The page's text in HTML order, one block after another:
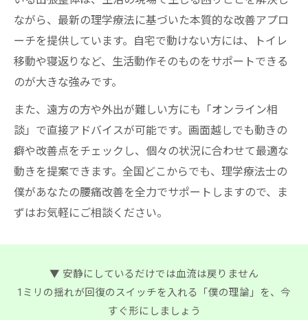
ながら、最新の理学療法に基づいた本質的な改善アプロ
ーチを提供しています。自宅で動けない方には、トイレ
移動や寝返りなど、生活動作そのものをサポートできる
のが大きな強みです。
また、遠方の方や外出が難しい方にも「オンライン相
談」で直接アドバイスが可能です。画面越しでも動きの
癖や改善点をチェックし、個々の状況に合わせて最適な
動きを提案できます。全国どこからでも、理学療法士の
僕があなたの腰痛改善を全力でサポートしますので、ま
ずはお気軽にご相談ください。
▼ 安静にしているだけでは血流は戻りません
1ミリの揺れが回復のスイッチを入れる「僕の理論」を、今
すぐ形にしましょう